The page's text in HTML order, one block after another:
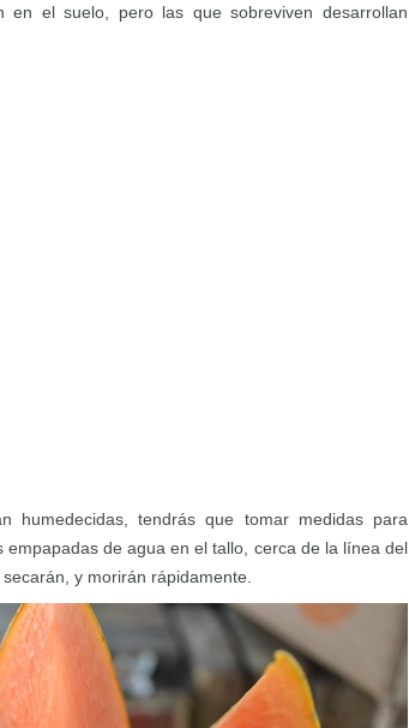
en el suelo, pero las que sobreviven desarrollan
humedecidas, tendrás que tomar medidas para
de agua en el tallo, cerca de la línea del
y morirán rápidamente.